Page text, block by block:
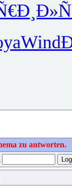
Wind
zu antworten.